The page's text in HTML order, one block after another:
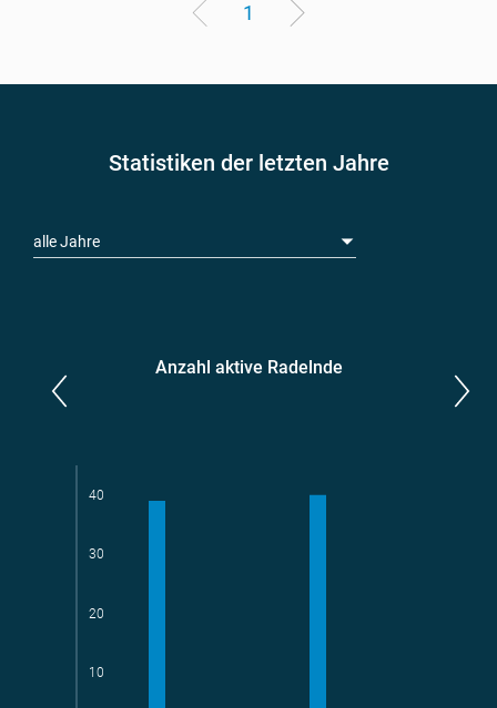
1
Statistiken der letzten Jahre
alle Jahre
Anzahl aktive Radelnde
10
20
30
40